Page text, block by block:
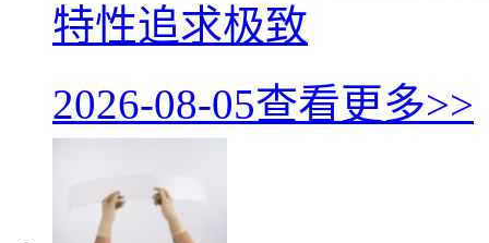
特性追求极致
2026-08-05查看更多>>